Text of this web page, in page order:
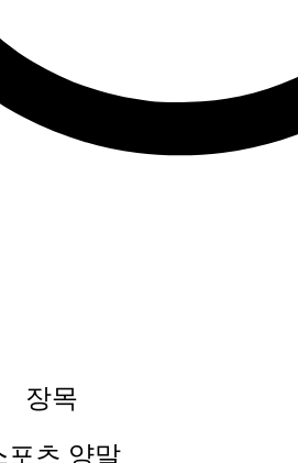
장목
포츠 양말